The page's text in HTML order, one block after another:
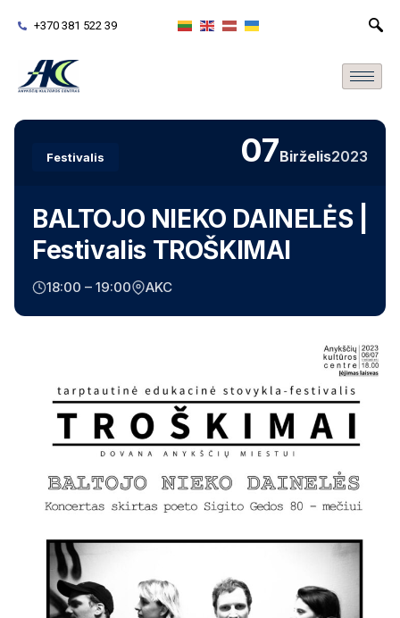
+370 381 522 39
Festivalis 07Birželis2023
BALTOJO NIEKO DAINELĖS |
Festivalis TROŠKIMAI
18:00 – 19:00 AKC